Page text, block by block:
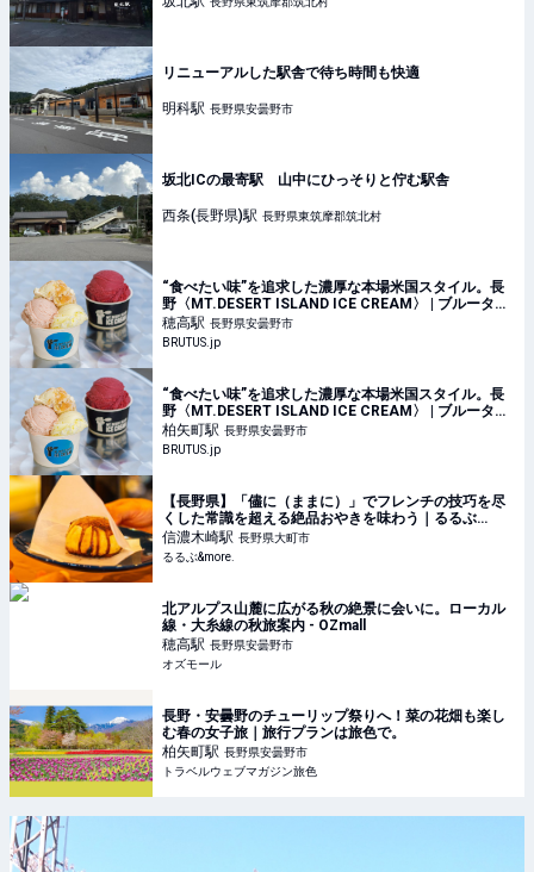
リニューアルした駅舎で待ち時間も快適
明科駅 長野県安曇野市
坂北ICの最寄駅 山中にひっそりと佇む駅舎
西条(長野県)駅 長野県東筑摩郡筑北村
“食べたい味”を追求した濃厚な本場米国スタイル。長
野〈MT.DESERT ISLAND ICE CREAM〉 | ブルータス|
BRUTUS.jp
穂高駅 長野県安曇野市
BRUTUS.jp
“食べたい味”を追求した濃厚な本場米国スタイル。長
野〈MT.DESERT ISLAND ICE CREAM〉 | ブルータス|
BRUTUS.jp
柏矢町駅 長野県安曇野市
BRUTUS.jp
【長野県】「儘に（ままに）」でフレンチの技巧を尽
くした常識を超える絶品おやきを味わう｜るるぶ
&more.
信濃木崎駅 長野県大町市
るるぶ&more.
北アルプス山麓に広がる秋の絶景に会いに。ローカル
線・大糸線の秋旅案内 - OZmall
穂高駅 長野県安曇野市
オズモール
長野・安曇野のチューリップ祭りへ！菜の花畑も楽し
む春の女子旅｜旅行プランは旅色で。
柏矢町駅 長野県安曇野市
トラベルウェブマガジン旅色